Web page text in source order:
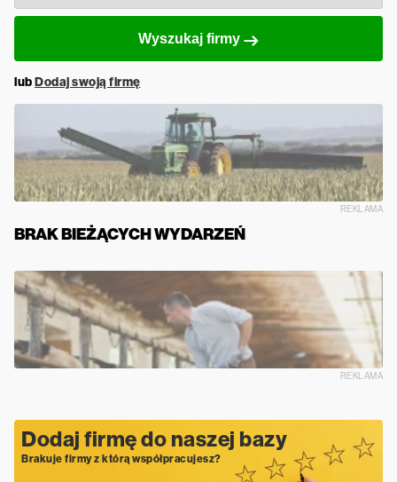
Wyszukaj firmy
lubDodaj swoją firmę
REKLAMA
BRAK BIEŻĄCYCH WYDARZEŃ
REKLAMA
Dodaj firmę do naszej bazy
Brakuje firmy z którą współpracujesz?